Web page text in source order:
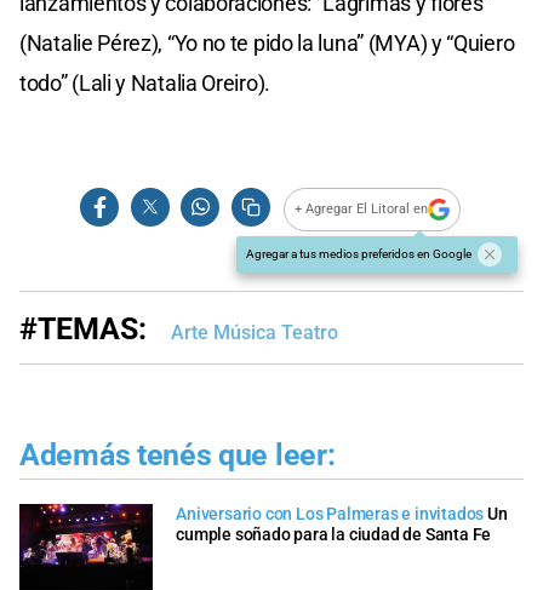
(Natalie Pérez), “Yo no te pido la luna” (MYA) y “Quiero
todo” (Lali y Natalia Oreiro).
+ Agregar El Litoral en
Agregar a tus medios preferidos en Google
#TEMAS: Arte Música Teatro
Además tenés que leer:
Aniversario con Los Palmeras e invitadosUn
cumple soñado para la ciudad de Santa Fe